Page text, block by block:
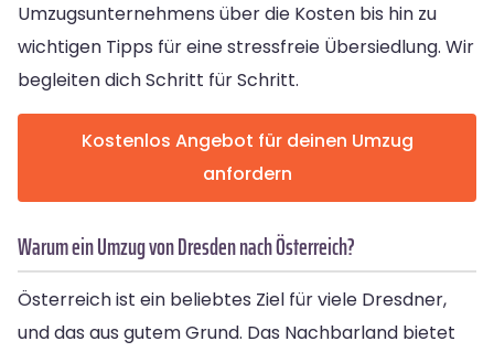
Umzugsunternehmens über die Kosten bis hin zu
wichtigen Tipps für eine stressfreie Übersiedlung. Wir
begleiten dich Schritt für Schritt.
Kostenlos Angebot für deinen Umzug
anfordern
Warum ein Umzug von Dresden nach Österreich?
Österreich ist ein beliebtes Ziel für viele Dresdner,
und das aus gutem Grund. Das Nachbarland bietet